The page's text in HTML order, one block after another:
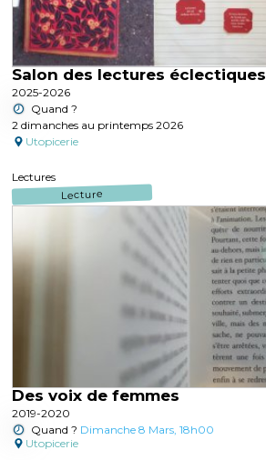
Salon des lectures éclectiques
2025-2026
Quand ?
2 dimanches au printemps 2026
Utopicerie
Lectures
Lecture
Des voix de femmes
2019-2020
Quand ? Dimanche 8 Mars, 18h00
Utopicerie